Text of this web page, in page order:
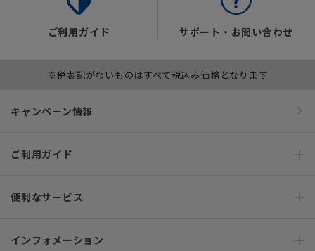
ご利用ガイド サポート・お問い合わせ
※税表記がないものはすべて税込み価格となります
キャンペーン情報
ご利用ガイド
便利なサービス
インフォメーション